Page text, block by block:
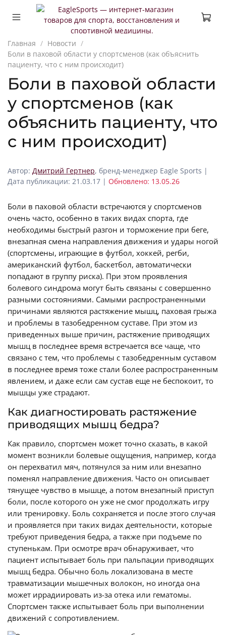
Главная
Новости
Боли в паховой области у спортсменов (как объяснить
пациенту, что с ним происходит)
Боли в паховой области
у спортсменов (как
объяснить пациенту, что
с ним происходит)
Автор: Дмитрий Гертнер, бренд-менеджер Eagle Sports |
Дата публикации: 21.03.17 | Обновлено: 13.05.26
Боли в паховой области встречаются у спортсменов
очень часто, особенно в таких видах спорта, где
необходимы быстрый разгон и торможение при беге,
внезапная смена направления движения и удары ногой
(спортсмены, играющие в футбол, хоккей, регби,
американский футбол, баскетбол, автоматически
попадают в группу риска). При этом проявления
болевого синдрома могут быть связаны с совершенно
разными состояниями. Самыми распространенными
причинами являются растяжение мышц, паховая грыжа
и проблемы в тазобедренном суставе. При этом из
приведенных выше причин, растяжение приводящих
мышц в последнее время встречается все чаще, что
связано с тем, что проблемы с тазобедренным суставом
в последнее время тоже стали более распространенным
явлением, и даже если сам сустав еще не беспокоит, то
мышцы уже страдают.
Как диагностировать растяжение
приводящих мышц бедра?
Как правило, спортсмен может точно сказать, в какой
момент возникли болевые ощущения, например, когда
он перехватил мяч, потянулся за ним или внезапно
поменял направление движения. Часто он описывает
тянущее чувство в мышце, а потом внезапный приступ
боли, после которого он уже не смог продолжать игру
или тренировку. Боль сохраняется и после этого случая
и проявляется при таких видах деятельности, которые
требуют приведения бедра, а также при подъеме по
ступенькам. При осмотре врач обнаруживает, что
пациент испытывает боль при пальпации приводящих
мышц бедра. Обычно боль локализована в месте
травматизации мышечных волокон, но иногда она
может иррадиировать из-за отека или гематомы.
Спортсмен также испытывает боль при выполнении
движений с сопротивлением.